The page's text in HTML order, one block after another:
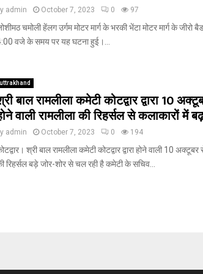
admin October 7, 2023 0 97
चमोली हेंलग उर्गम मोटर मार्ग के भरकी भेंटा मोटर मार्ग के जीरो
वजे के समय पर यह घटना हुई।...
uttrakhand
बाल रामलीला कमेटी कोटद्वार द्वारा 10
वाली रामलीला की रिहर्सल से कलाकारों में
admin October 7, 2023 0 194
श्री बाल रामलीला कमेटी कोटद्वार द्वारा होने वाली 10 अक्टूबर
रिहर्सल बड़े जोर-शोर से चल रही है कमेटी के सचिव...